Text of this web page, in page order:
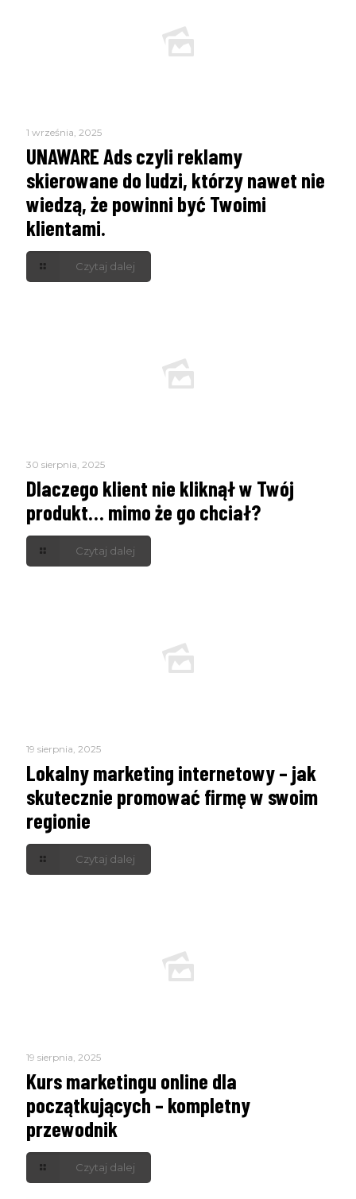
1 września, 2025
UNAWARE Ads czyli reklamy
skierowane do ludzi, którzy nawet nie
wiedzą, że powinni być Twoimi
klientami.
Czytaj dalej
30 sierpnia, 2025
Dlaczego klient nie kliknął w Twój
produkt… mimo że go chciał?
Czytaj dalej
19 sierpnia, 2025
Lokalny marketing internetowy – jak
skutecznie promować firmę w swoim
regionie
Czytaj dalej
19 sierpnia, 2025
Kurs marketingu online dla
początkujących – kompletny
przewodnik
Czytaj dalej